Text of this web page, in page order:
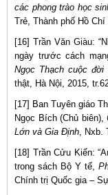
các phong trào học
Trẻ, Thành phố Hồ Chí
[16] Trần Văn Giàu:
ngày trước cách
Ngọc Thạch cuộc đời
thật, Hà Nội, 2015,
[17] Ban Tuyên giáo
Ngọc Bích (Chủ biên),
Lớn và Gia Định, Nxb.
[18] Trần Cửu Kiến:
trong sách Bộ Y tế,
Chính trị Quốc gia –